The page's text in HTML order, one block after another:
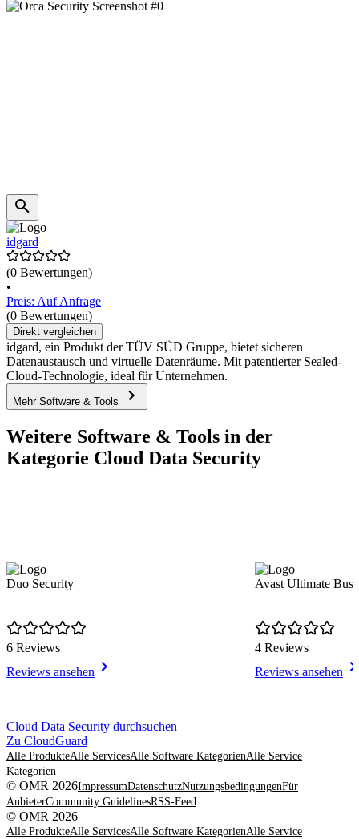
idgard
(0 Bewertungen)
•
Preis: Auf Anfrage
(0 Bewertungen)
Direkt vergleichen
idgard, ein Produkt der TÜV SÜD Gruppe, bietet sicheren
Datenaustausch und virtuelle Datenräume. Mit patentierter Sealed-
Cloud-Technologie, ideal für Unternehmen.
Mehr Software & Tools
Weitere Software & Tools in der
Kategorie Cloud Data Security
Duo Security
6 Reviews
Reviews ansehen
Avast Ultimate
4 Reviews
Reviews ansehen
Item
1
of
8
Cloud Data Security durchsuchen
Zu CloudGuard
Alle ProdukteAlle ServicesAlle Software KategorienAlle Service
Kategorien
© OMR 2026ImpressumDatenschutzNutzungsbedingungenFür
AnbieterCommunity GuidelinesRSS-Feed
© OMR 2026
Alle ProdukteAlle ServicesAlle Software KategorienAlle Service